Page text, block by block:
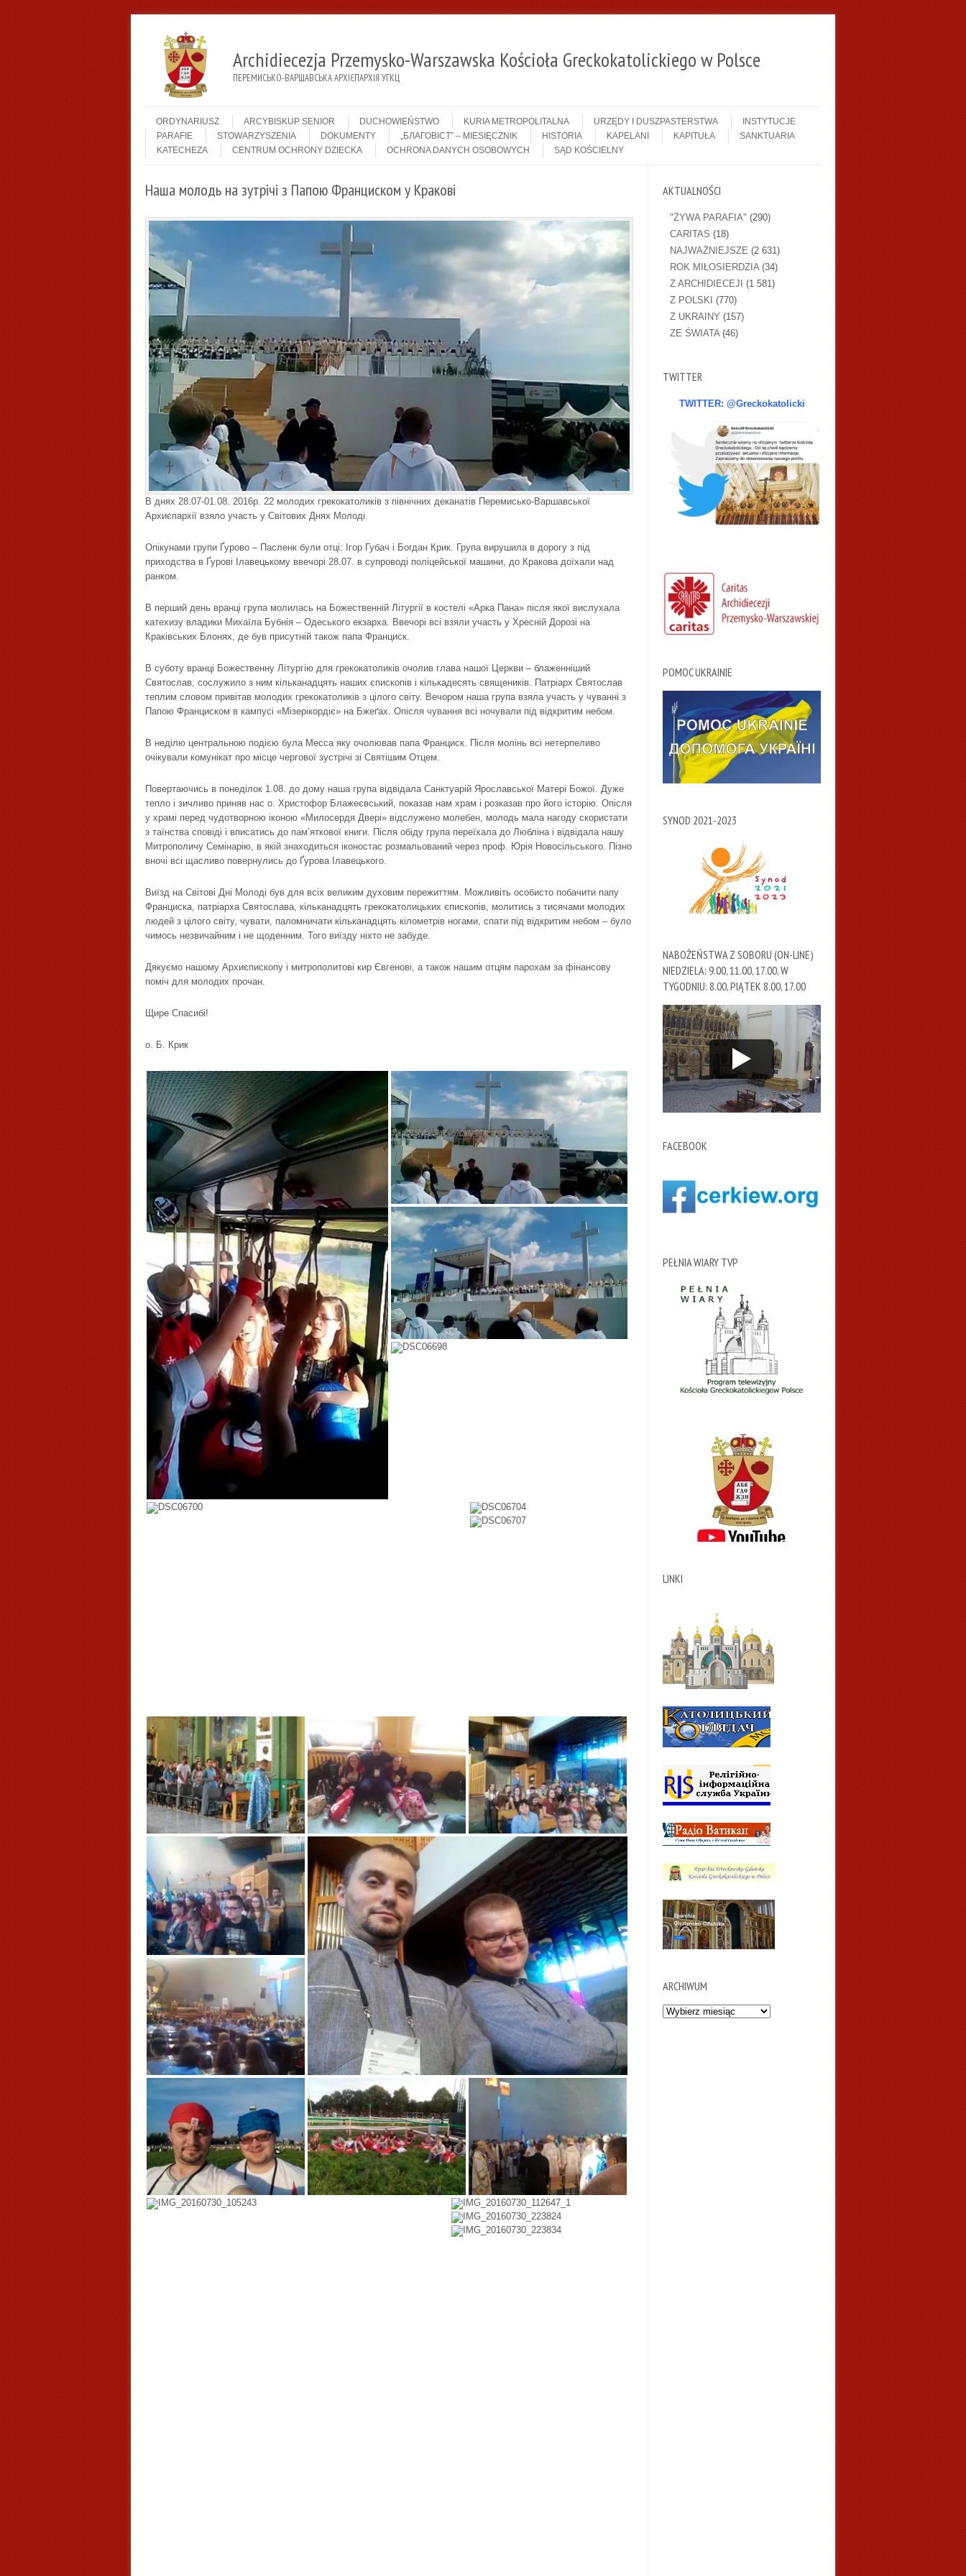
Archidiecezja Przemysko-Warszawska Kościoła Greckokatolickiego w Polsce
ПЕРЕМИСЬКО-ВАРШАВСЬКА АРХІЄПАРХІЯ УГКЦ
Menu
ORDYNARIUSZ
ARCYBISKUP SENIOR DUCHOWIEŃSTWO KURIA METROPOLITALNA URZĘDY I DUSZPASTERSTWA
INSTYTUCJE
PARAFIE
STOWARZYSZENIA DOKUMENTY „БЛАГОВІСТ” – MIESIĘCZNIK HISTORIA KAPELANI KAPITUŁA
SANKTUARIA
KATECHEZA
CENTRUM OCHRONY DZIECKA OCHRONA DANYCH OSOBOWYCH SĄD KOŚCIELNY
Наша молодь на зутрічі з Папою Франциском у Кракові
В днях 28.07-01.08. 2016р. 22 молодих грекокатоликів з північних деканатів Перемисько-Варшавської
Архиєпархії взяло участь у Світових Днях Молоді.
Опікунами групи Ґурово – Пасленк були отці: Ігор Губач і Богдан Крик. Група вирушила в дорогу з під
приходства в Ґурові Ілавецькому ввечорі 28.07. в супроводі поліцейської машини, до Кракова доїхали над
ранком.
В перший день вранці група молилась на Божественній Літургії в костелі «Арка Пана» після якої вислухала
катехизу владики Михаїла Бубнія – Одеського екзарха. Ввечорі всі взяли участь у Хресній Дорозі на
Краківських Блонях, де був присутній також папа Франциск.
В суботу вранці Божественну Літургію для грекокатоликів очолив глава нашої Церкви – блаженніший
Святослав, сослужило з ним кільканадцять наших єпископів і кількадесять священиків. Патріарх Святослав
теплим словом привітав молодих грекокатоликів з цілого світу. Вечором наша група взяла участь у чуванні з
Папою Франциском в кампусі «Мізерікордіє» на Бжеґах. Опісля чування всі ночували під відкритим небом.
В неділю центральною подією була Месса яку очолював папа Франциск. Після молінь всі нетерпеливо
очікували комунікат про місце чергової зустрічі зі Святішим Отцем.
Повертаючись в понеділок 1.08. до дому наша група відвідала Санктуарій Ярославської Матері Божої. Дуже
тепло і зичливо приняв нас о. Христофор Блажеєвський, показав нам храм і розказав про його історію. Опісля
у храмі перед чудотворною іконою «Милосердя Двері» відслужено молебен, молодь мала нагоду скористати
з таїнства сповіді і вписатись до пам’яткової книги. Після обіду група переїхала до Любліна і відвідала нашу
Митрополичу Семінарію, в якій знаходиться іконостас розмальований через проф. Юрія Новосільського. Пізно
вночі всі щасливо повернулись до Ґурова Ілавецького.
Виїзд на Світові Дні Молоді був для всіх великим духовим пережиттям. Можливіть особисто побачити папу
Франциска, патріарха Святослава, кільканадцять грекокатолицьких єпископів, молитись з тисячами молодих
людей з цілого світу, чувати, паломничати кільканадцять кілометрів ногами, спати під відкритим небом – було
чимось незвичайним і не щоденним. Того виїзду ніхто не забуде.
Дякуємо нашому Архиєпископу і митрополитові кир Євгенові, а також нашим отцям парохам за фінансову
поміч для молодих прочан.
Щире Спасибі!
о. Б. Крик
AKTUALNOŚCI
"ŻYWA PARAFIA" (290)
CARITAS (18)
NAJWAŻNIEJSZE (2 631)
ROK MIŁOSIERDZIA(34)
Z ARCHIDIECEJI (1 581)
Z POLSKI (770)
Z UKRAINY (157)
ZE ŚWIATA(46)
TWITTER
TWITTER: @Greckokatolicki
POMOC UKRAINIE
SYNOD 2021-2023
NABOŻEŃSTWA Z SOBORU (ON-LINE)
NIEDZIELA: 9.00, 11.00, 17.00, W
TYGODNIU: 8.00, PIĄTEK 8.00, 17.00
FACEBOOK
PEŁNIA WIARY TVP
LINKI
ARCHIWUM
Archiwum